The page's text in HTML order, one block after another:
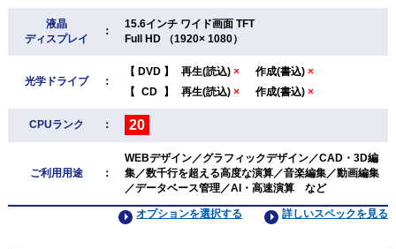
液晶
ディスプレイ
：
15.6インチ ワイド画面 TFT
Full HD （1920× 1080）
光学ドライブ ：
【 DVD 】 再生(読込) × 作成(書込) ×
【 CD 】 再生(読込) × 作成(書込) ×
CPUランク ： 20
ご利用用途 ：
WEBデザイン／グラフィックデザイン／CAD・3D編
集／数千行を超える高度な演算／音楽編集／動画編集
／データベース管理／AI・高速演算 など
詳しいスペックを見る
オプションを選択する